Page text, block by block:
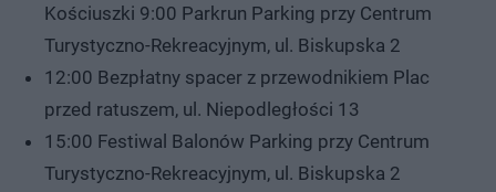
Kościuszki 9:00 Parkrun Parking przy Centrum
Turystyczno-Rekreacyjnym, ul. Biskupska 2
12:00 Bezpłatny spacer z przewodnikiem Plac
przed ratuszem, ul. Niepodległości 13
15:00 Festiwal Balonów Parking przy Centrum
Turystyczno-Rekreacyjnym, ul. Biskupska 2